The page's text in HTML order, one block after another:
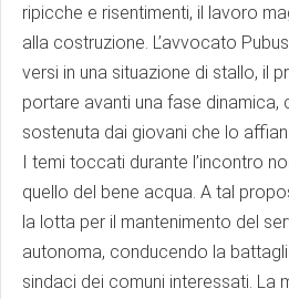
ripicche e risentimenti, il lavoro
alla costruzione. L’avvocato
versi in una situazione di stallo, il
portare avanti una fase dinamica,
sostenuta dai giovani che lo
I temi toccati durante l’incontro
quello del bene acqua. A tal
la lotta per il mantenimento del
autonoma, conducendo la
sindaci dei comuni interessati. La